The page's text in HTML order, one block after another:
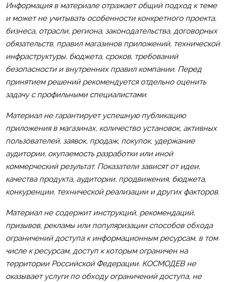
Информация в материале отражает общий подход к теме
и может не учитывать особенности конкретного проекта,
бизнеса, отрасли, региона, законодательства, договорных
обязательств, правил магазинов приложений, технической
инфраструктуры, бюджета, сроков, требований
безопасности и внутренних правил компании. Перед
принятием решений рекомендуется отдельно оценить
задачу с профильными специалистами.
Материал не гарантирует успешную публикацию
приложения в магазинах, количество установок, активных
пользователей, заявок, продаж, покупок, удержание
аудитории, окупаемость разработки или иной
коммерческий результат. Показатели зависят от идеи,
качества продукта, аудитории, продвижения, бюджета,
конкуренции, технической реализации и других факторов.
Материал не содержит инструкций, рекомендаций,
призывов, рекламы или популяризации способов обхода
ограничений доступа к информационным ресурсам, в том
числе к ресурсам, доступ к которым ограничен на
территории Российской Федерации. КОСМОДЕВ не
оказывает услуги по обходу ограничений доступа, не